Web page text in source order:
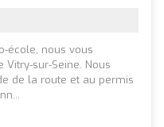
école, nous vous
sur-Seine. Nous
de la route et au permis